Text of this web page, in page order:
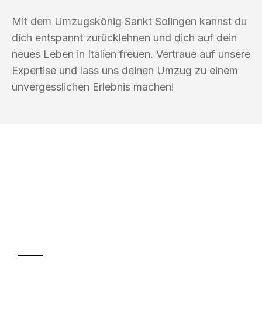
Mit dem Umzugskönig Sankt Solingen kannst du
dich entspannt zurücklehnen und dich auf dein
neues Leben in Italien freuen. Vertraue auf unsere
Expertise und lass uns deinen Umzug zu einem
unvergesslichen Erlebnis machen!